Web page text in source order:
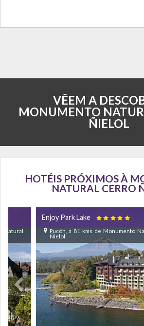
VÊEM A
MONUMENTO
ÑIELOL
HOTÉIS PRÓXIMOS À
NATURAL CERRO
Enjoy Park Lake 
Pucón, a 81 kms de Monumento
Ñielol